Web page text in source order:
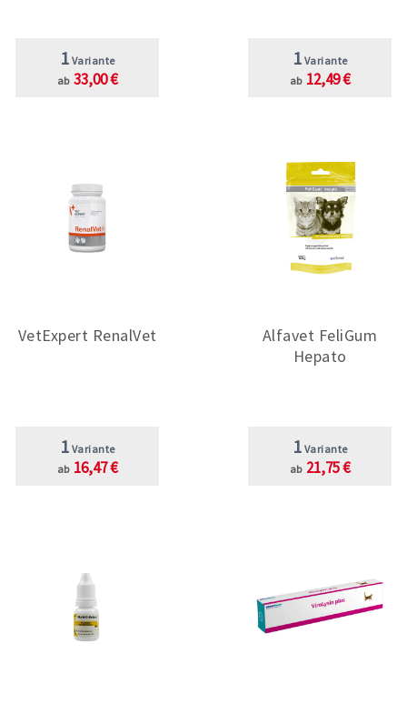
1 Variante
ab 33,00 €
1 Variante
ab 12,49 €
VetExpert RenalVet
1 Variante
ab 16,47 €
Alfavet FeliGum
Hepato
1 Variante
ab 21,75 €